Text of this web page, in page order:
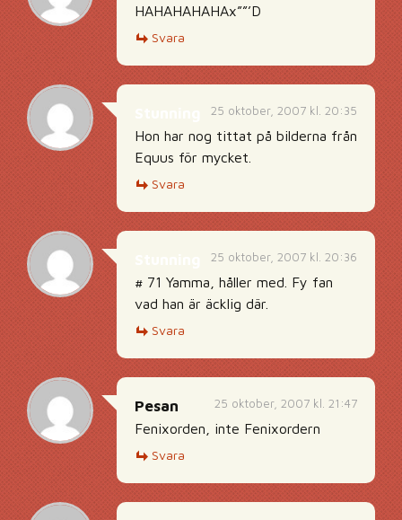
HAHAHAHAHAx””’D
Svara
25 oktober, 2007 kl. 20:35
Hon har nog tittat på bilderna från
Equus för mycket.
Svara
25 oktober, 2007 kl. 20:36
# 71 Yamma, håller med. Fy fan
vad han är äcklig där.
Svara
25 oktober, 2007 kl. 21:47
Pesan
Fenixorden, inte Fenixordern
Svara